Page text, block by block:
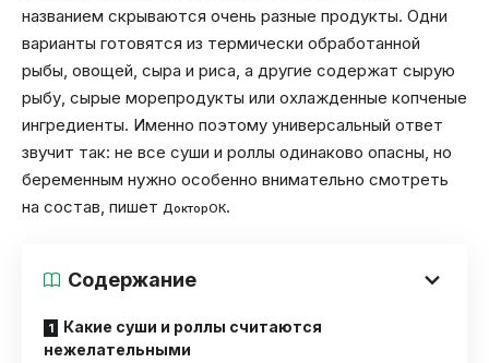
названием скрываются очень разные продукты. Одни
варианты готовятся из термически обработанной
рыбы, овощей, сыра и риса, а другие содержат сырую
рыбу, сырые морепродукты или охлажденные копченые
ингредиенты. Именно поэтому универсальный ответ
звучит так: не все суши и роллы одинаково опасны, но
беременным нужно особенно внимательно смотреть
на состав, пишет ДокторОК.
Содержание
Какие суши и роллы считаются
нежелательными